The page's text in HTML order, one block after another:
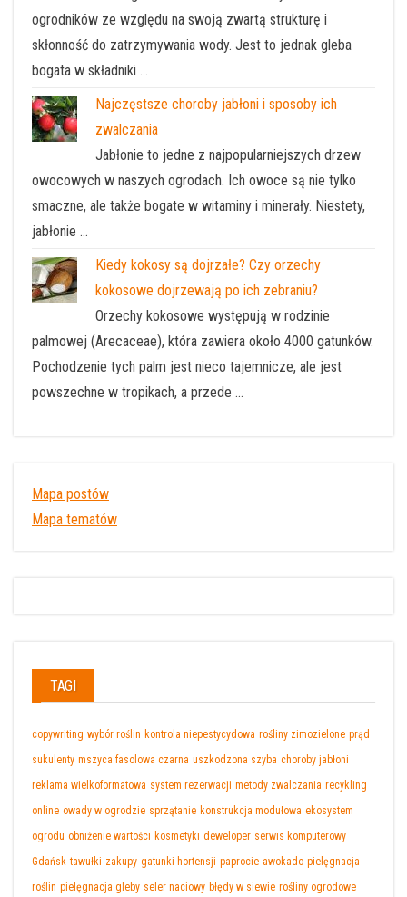
ogrodników ze względu na swoją zwartą strukturę i
skłonność do zatrzymywania wody. Jest to jednak gleba
bogata w składniki …
Najczęstsze choroby jabłoni i sposoby ich
zwalczania
Jabłonie to jedne z najpopularniejszych drzew
owocowych w naszych ogrodach. Ich owoce są nie tylko
smaczne, ale także bogate w witaminy i minerały. Niestety,
jabłonie …
Kiedy kokosy są dojrzałe? Czy orzechy
kokosowe dojrzewają po ich zebraniu?
Orzechy kokosowe występują w rodzinie
palmowej (Arecaceae), która zawiera około 4000 gatunków.
Pochodzenie tych palm jest nieco tajemnicze, ale jest
powszechne w tropikach, a przede …
Mapa postów
Mapa tematów
TAGI
copywriting wybór roślin kontrola niepestycydowa rośliny zimozielone prąd
sukulenty mszyca fasolowa czarna uszkodzona szyba choroby jabłoni
reklama wielkoformatowa system rezerwacji metody zwalczania recykling
online owady w ogrodzie sprzątanie konstrukcja modułowa ekosystem
ogrodu obniżenie wartości kosmetyki deweloper serwis komputerowy
Gdańsk tawułki zakupy gatunki hortensji paprocie awokado pielęgnacja
roślin pielęgnacja gleby seler naciowy błędy w siewie rośliny ogrodowe